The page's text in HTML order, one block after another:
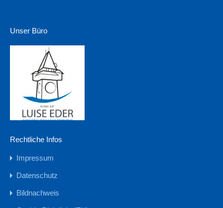
Unser Büro
Rechtliche Infos
Impressum
Datenschutz
Bildnachweis